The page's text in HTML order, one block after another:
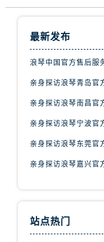
最新发布
站点热门